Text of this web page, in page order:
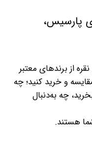
پارسیس،
از برندهای معتبر
و خرید کنید؛ چه
چه به‌دنبال
هستند.